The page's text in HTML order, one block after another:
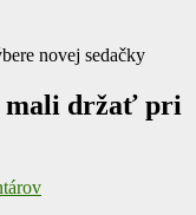
novej sedačky
mali držať pri